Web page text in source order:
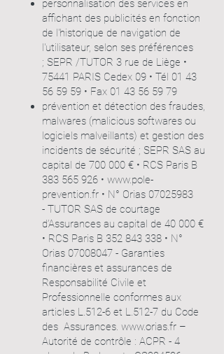
personnalisation des services en
affichant des publicités en fonction
de l'historique de navigation de
l'utilisateur, selon ses préférences
; SEPR /TUTOR 3 rue de Liège •
75441 PARIS Cedex 09 • Tél 01 43
56 59 59 • Fax 01 43 56 59 79
prévention et détection des fraudes,
malwares (malicious softwares ou
logiciels malveillants) et gestion des
incidents de sécurité ; SEPR SAS au
capital de 700 000 € • RCS Paris B
383 565 926 • www.pole-
prevention.fr • N° Orias 07025983
- TUTOR SAS de courtage
d’Assurances au capital de 40 000 €
• RCS Paris B 352 843 338 • N°
Orias 07008047 - Garanties
financières et assurances de
Responsabilité Civile et
Professionnelle conformes aux
articles L.512-6 et L.512-7 du Code
des Assurances. www.orias.fr –
Autorité de contrôle : ACPR - 4